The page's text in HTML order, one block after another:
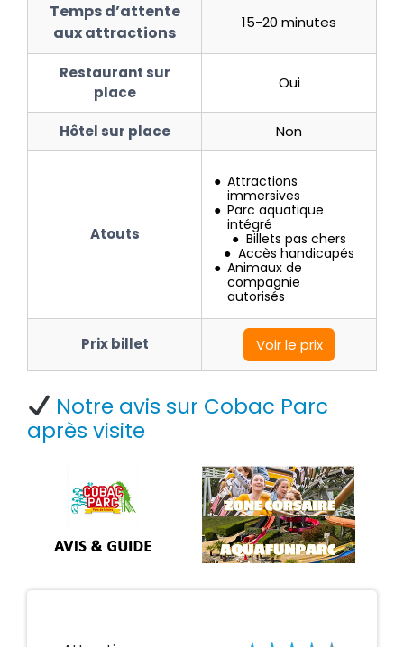
Temps d’attente
aux attractions
15-20 minutes
Restaurant sur
place
Oui
Hôtel sur place Non
Atouts
Attractions
immersives
Parc aquatique
intégré
Billets pas chers
Accès handicapés
Animaux de
compagnie
autorisés
Prix billet Voir le prix
Notre avis sur Cobac Parc
après visite